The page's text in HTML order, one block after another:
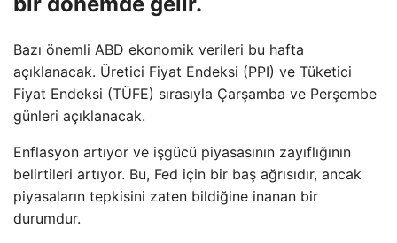
Bazı önemli ABD ekonomik verileri bu hafta
açıklanacak. Üretici Fiyat Endeksi (PPI) ve Tüketici
Fiyat Endeksi (TÜFE) sırasıyla Çarşamba ve Perşembe
günleri açıklanacak.
Enflasyon artıyor ve işgücü piyasasının zayıflığının
belirtileri artıyor. Bu, Fed için bir baş ağrısıdır, ancak
piyasaların tepkisini zaten bildiğine inanan bir
durumdur.